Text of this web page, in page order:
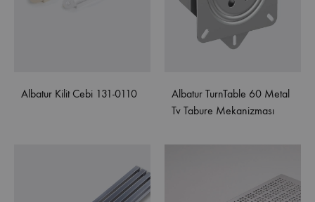
Albatur Kilit Cebi 131-0110
Albatur TurnTable 60 Metal
Tv Tabure Mekanizması